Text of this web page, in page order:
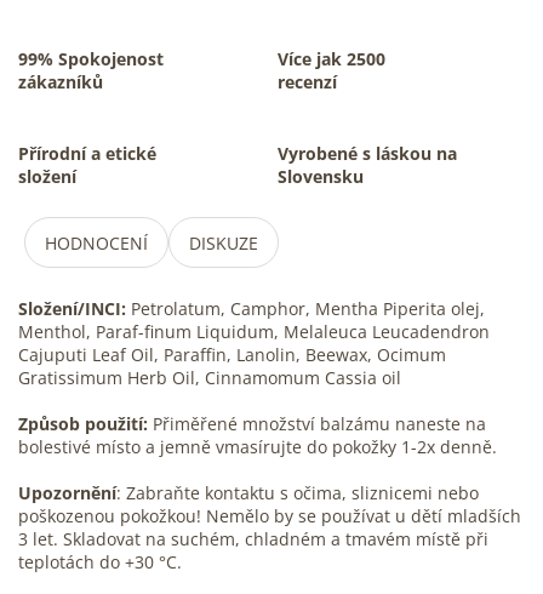
99% Spokojenost
zákazníků
Více jak 2500
recenzí
Přírodní a etické
složení
Vyrobené s láskou na
Slovensku
HODNOCENÍ DISKUZE
Složení/INCI: Petrolatum, Camphor, Mentha Piperita olej,
Menthol, Paraf-finum Liquidum, Melaleuca Leucadendron
Cajuputi Leaf Oil, Paraffin, Lanolin, Beewax, Ocimum
Gratissimum Herb Oil, Cinnamomum Cassia oil
Způsob použití: Přiměřené množství balzámu naneste na
bolestivé místo a jemně vmasírujte do pokožky 1-2x denně.
Upozornění: Zabraňte kontaktu s očima, sliznicemi nebo
poškozenou pokožkou! Nemělo by se používat u dětí mladších
3 let. Skladovat na suchém, chladném a tmavém místě při
teplotách do +30 °C.